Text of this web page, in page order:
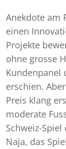
Anekdote am
einen
Projekte
ohne grosse
Kundenpanel
erschien.
Preis klang
moderate
Schweiz-
Naja, das